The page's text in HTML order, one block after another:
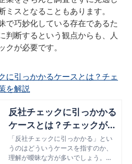
スとなることもあります。
で巧妙化している存在であるた
判断するという観点からも、人
が必要です。
に引っかかるケースとは？チェ
を解説
反社チェックに引っかかる
ケースとは？チェックが必
要な理由と対策を解説
「反社チェックに引っかかる」とい
うのはどういうケースを指すのか、
理解が曖昧な方が多いでしょう。こ